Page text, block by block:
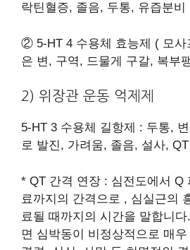
락틴혈증, 졸음, 두통, 유즙분비
​② 5-HT 4 수용체 효능제 ( 모사
은 변, 구역, 드물게 구갈, 복부
​2) 위장관 운동 억제제
5-HT 3 수용체 길항제 : 두통,
로 발진, 가려움, 졸음, 설사,
​* QT 간격 연장 : 심전도에서 Q
료까지의 간격으로 , 심실근의
료될 때까지의 시간을 말합니
면 심박동이 비정상적으로 매